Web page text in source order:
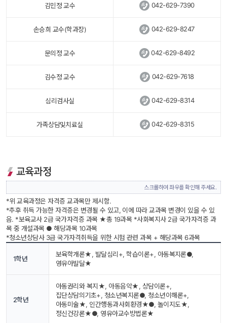
김민정 교수 042-629-7390
손승희 교수(학과장) 042-629-8247
문의정 교수 042-629-8492
김수정 교수 042-629-7618
심리검사실 042-629-8314
가족상담및치료실 042-629-8315
교육과정
스크롤하여 좌우를 확인해 주세요.
*위 교육과정은 자격증 교과목만 제시함.
*추후 취득 가능한 자격증은 변경될 수 있고, 이에 따라 교과목 변경이 있을 수 있
음. *보육교사 2급 국가자격증 과목 ★총 19과목 *사회복지사 2급 국가자격증 과
목 중 개설과목 ● 해당과목 10과목
*청소년상담사 3급 국가자격취득을 위한 시험 관련 과목 + 해당과목 6과목
1학년
보육학개론★, 발달심리+, 학습이론+, 아동복지론●,
영유아발달★
2학년
아동권리와 복지★, 아동음악★, 상담이론+,
집단상담의기초+, 청소년복지론●, 청소년이해론+,
아동미술★, 인간행동과사회환경★●, 놀이지도★,
정신건강론★●, 영유아교수방법론★